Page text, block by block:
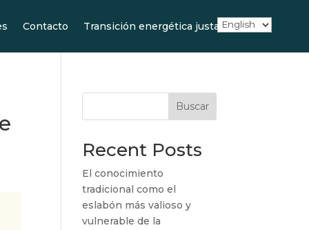
Contacto Transición energética justa
Buscar
Recent Posts
El conocimiento
tradicional como el
eslabón más valioso y
vulnerable de la